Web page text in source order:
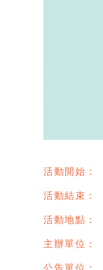
活動開始：
活動結束：
活動地點：
主辦單位：